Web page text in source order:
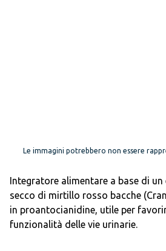
Le immagini potrebbero non essere
Integratore alimentare a base di
secco di mirtillo rosso bacche
in proantocianidine, utile per
funzionalità delle vie urinarie.